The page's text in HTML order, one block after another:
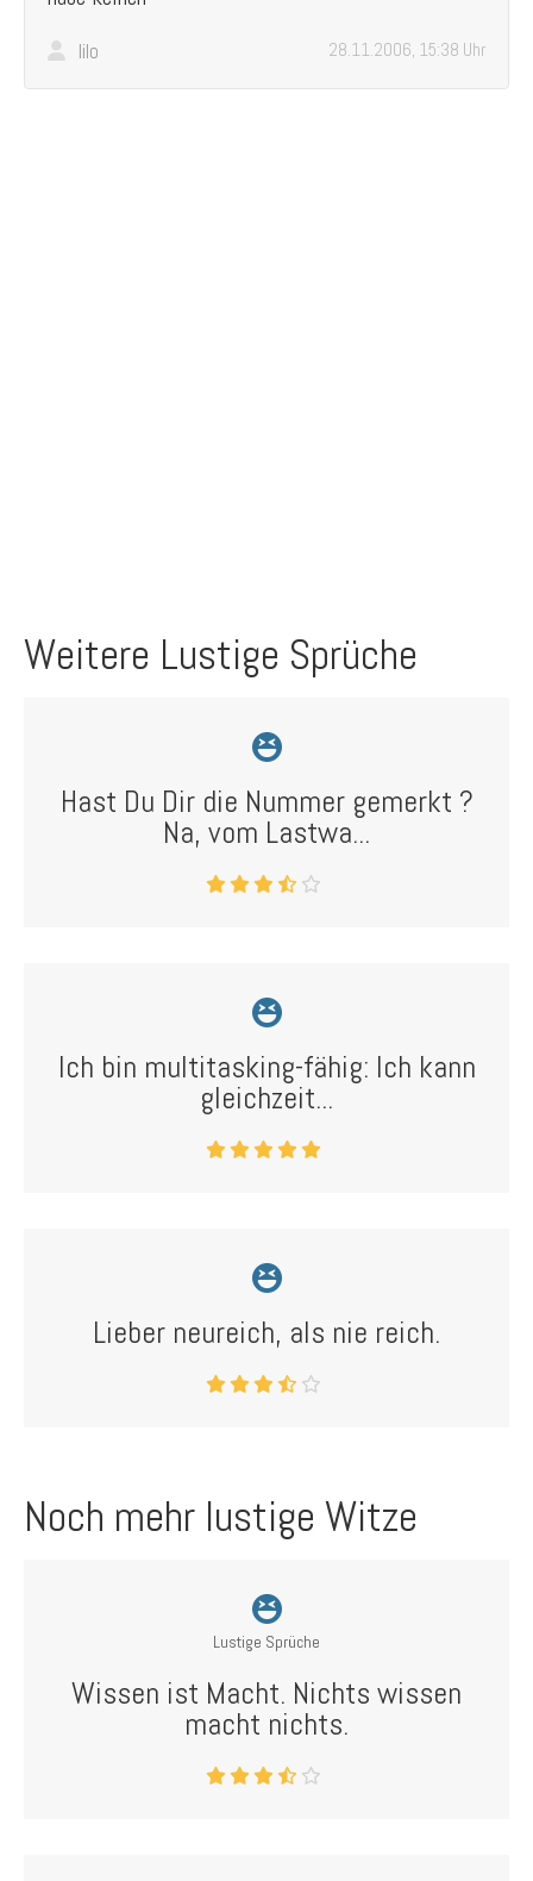
lilo 28.11.2006, 15:38 Uhr
Weitere Lustige Sprüche
Hast Du Dir die Nummer gemerkt ?
Na, vom Lastwa...
Ich bin multitasking-fähig: Ich kann
gleichzeit...
Lieber neureich, als nie reich.
Noch mehr lustige Witze
Lustige Sprüche
Wissen ist Macht. Nichts wissen
macht nichts.